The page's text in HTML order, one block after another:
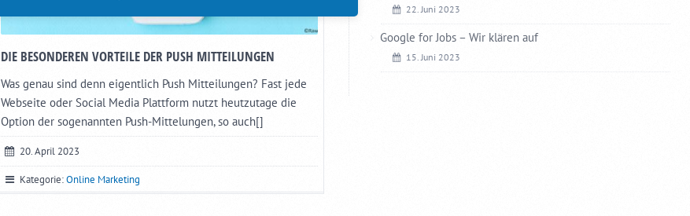
DIE BESONDEREN VORTEILE DER PUSH MITTEILUNGEN
Was genau sind denn eigentlich Push Mitteilungen? Fast jede
Webseite oder Social Media Plattform nutzt heutzutage die
Option der sogenannten Push-Mittelungen, so auch[]
20. April 2023
Kategorie:Online Marketing
22. Juni 2023
Google for Jobs – Wir klären auf
15. Juni 2023